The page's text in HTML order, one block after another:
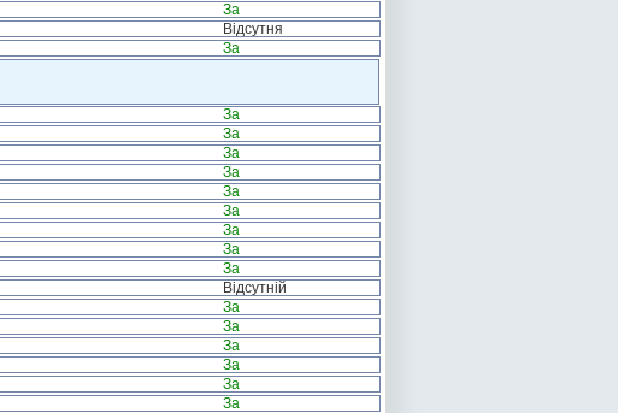
За
Відсутня
За
За
За
За
За
За
За
За
За
За
Відсутній
За
За
За
За
За
За